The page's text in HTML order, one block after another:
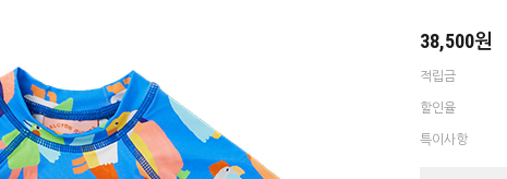
38,500원
적립금
할인율
특이사항